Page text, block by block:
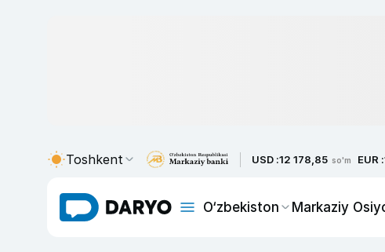
Toshkent USD :12 178,85 so'm EUR :
O‘zbekiston Markaziy